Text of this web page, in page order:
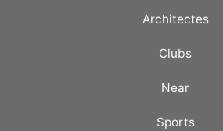
Architectes
Clubs
Near
Sports